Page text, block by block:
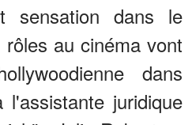
sensation dans le
au cinéma vont
dans
juridique